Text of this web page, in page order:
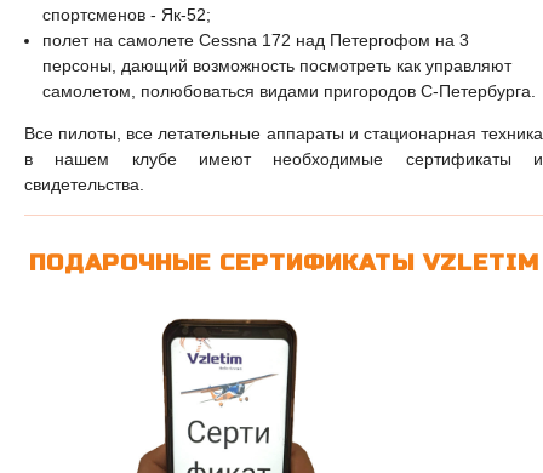
спортсменов - Як-52;
полет на самолете Cessna 172 над Петергофом на 3
персоны, дающий возможность посмотреть как управляют
самолетом, полюбоваться видами пригородов С-Петербурга.
Все пилоты, все летательные аппараты и стационарная техника
в нашем клубе имеют необходимые сертификаты и
свидетельства.
ПОДАРОЧНЫЕ СЕРТИФИКАТЫ VZLETIM